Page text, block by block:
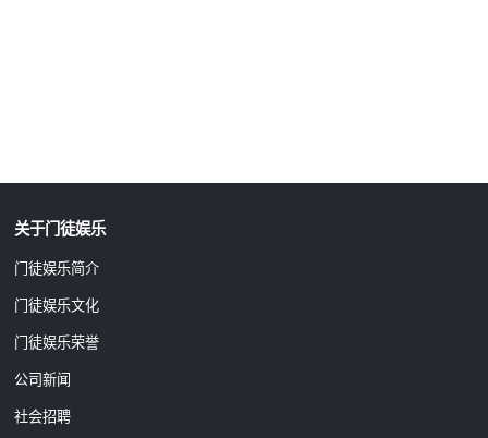
关于门徒娱乐
门徒娱乐简介
门徒娱乐文化
门徒娱乐荣誉
公司新闻
社会招聘